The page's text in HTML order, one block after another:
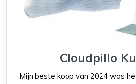
Cloudpillo
Mijn beste koop van 2024 was